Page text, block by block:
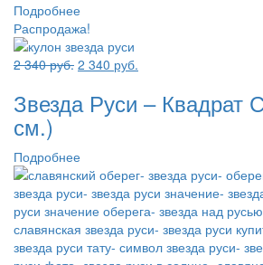
Подробнее
Распродажа!
2 340руб. Первоначальная
составляла
2
2 340 руб.
340 руб..
Звезда Руси – Квадрат
см.)
Подробнее